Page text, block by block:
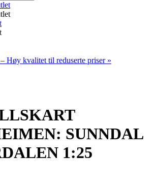
Høy kvalitet til reduserte priser »
SUNNDAL
1:25